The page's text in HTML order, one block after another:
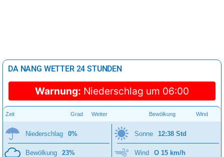
DA NANG WETTER 24 STUNDEN
Warnung: Niederschlag um 06:00
Zeit Grad Wetter Bewölkung Wind
Niederschlag 0%
Bewölkung 23%
Sonne 12:38 Std
Wind O 15 km/h